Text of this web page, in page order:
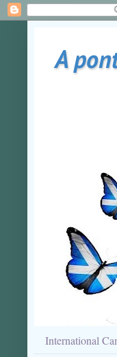
A
International